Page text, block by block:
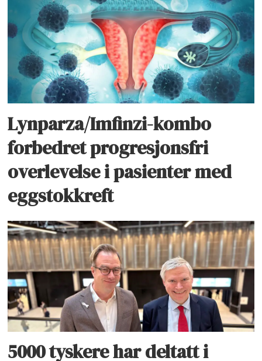
Lynparza/Imfinzi-kombo
forbedret progresjonsfri
overlevelse i pasienter med
eggstokkreft
5000 tyskere har deltatt i